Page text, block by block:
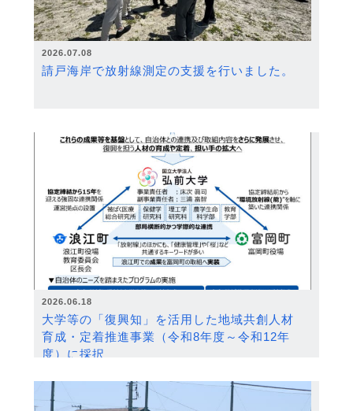
2026.07.08
請戸海岸で放射線測定の支援を行いました。
2026.06.18
大学等の「復興知」を活用した地域共創人材
育成・定着推進事業（令和8年度～令和12年
度）に採択